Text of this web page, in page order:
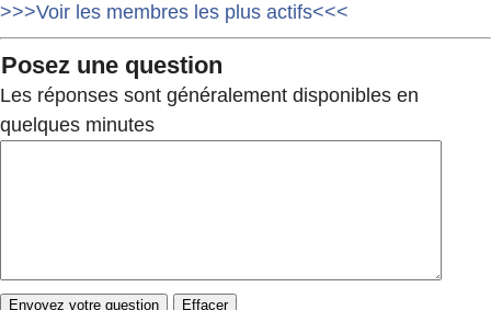
>>>Voir les membres les plus actifs<<<
Posez une question
Les réponses sont généralement disponibles en
quelques minutes